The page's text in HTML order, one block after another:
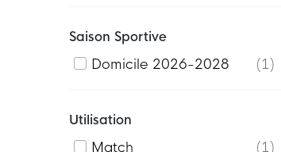
Saison Sportive
Domicile 2026-2028
1
Utilisation
Match
1